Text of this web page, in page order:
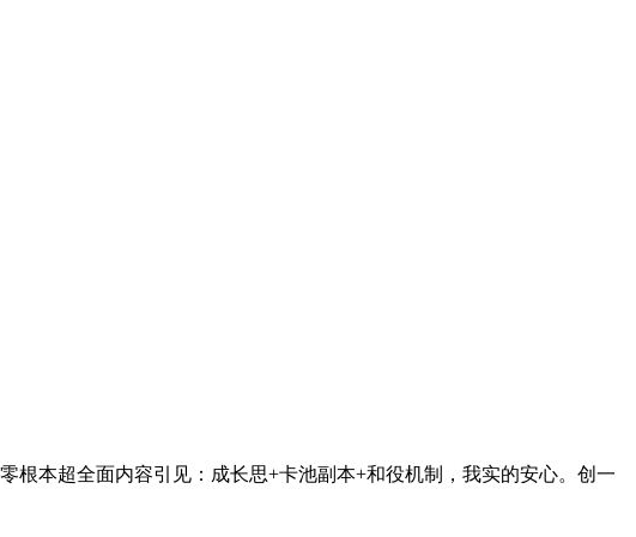
本超全面内容引见：成长思+卡池副本+和役机制，我实的安心。创一